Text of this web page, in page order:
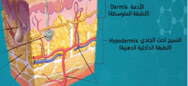
ا
ل
ا
إ
ل
ك
ت
ر